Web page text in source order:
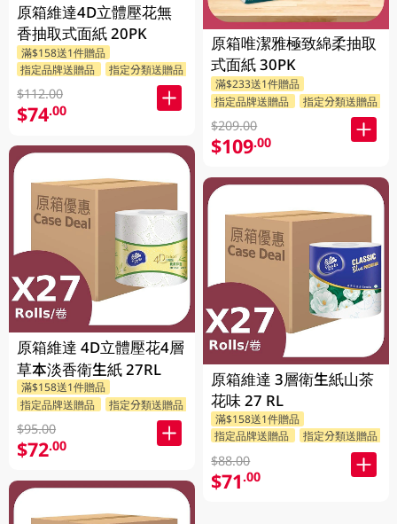
原箱維達4D立體壓花無
香抽取式面紙 20PK
滿$158送1件贈品
指定品牌送贈品
指定分類送贈品
$112.00
$74.00
原箱維達 4D立體壓花4層
草本淡香衛生紙 27RL
滿$158送1件贈品
指定品牌送贈品
指定分類送贈品
$95.00
$72.00
原箱唯潔雅極致綿柔抽取
式面紙 30PK
滿$233送1件贈品
指定品牌送贈品
指定分類送贈品
$209.00
$109.00
原箱維達 3層衛生紙山茶
花味 27 RL
滿$158送1件贈品
指定品牌送贈品
指定分類送贈品
$88.00
$71.00